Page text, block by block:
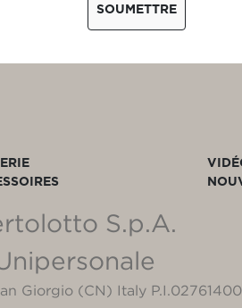
SOUMETTRE
S.p.A.
Giorgio (CN) Italy